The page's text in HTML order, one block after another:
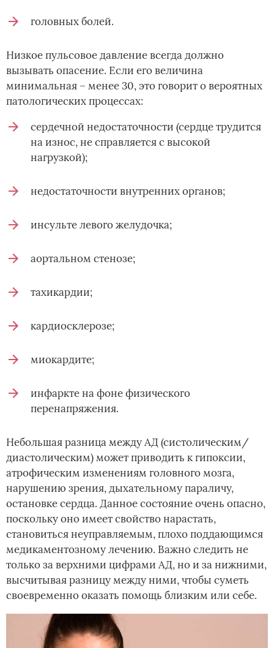
головных болей.
Низкое пульсовое давление всегда должно
вызывать опасение. Если его величина
минимальная – менее 30, это говорит о вероятных
патологических процессах:
сердечной недостаточности (сердце трудится
на износ, не справляется с высокой
нагрузкой);
недостаточности внутренних органов;
инсульте левого желудочка;
аортальном стенозе;
тахикардии;
кардиосклерозе;
миокардите;
инфаркте на фоне физического
перенапряжения.
Небольшая разница между АД (систолическим/
диастолическим) может приводить к гипоксии,
атрофическим изменениям головного мозга,
нарушению зрения, дыхательному параличу,
остановке сердца. Данное состояние очень опасно,
поскольку оно имеет свойство нарастать,
становиться неуправляемым, плохо поддающимся
медикаментозному лечению. Важно следить не
только за верхними цифрами АД, но и за нижними,
высчитывая разницу между ними, чтобы суметь
своевременно оказать помощь близким или себе.